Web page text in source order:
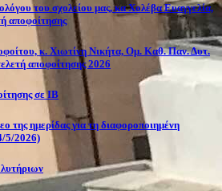
του σχολείου μας, κα Χολέβα Ευαγγελία,
αποφοίτησης
κ. Χιωτίνη Νικήτα, Ομ. Καθ. Παν. Δυτ.
αποφοίτησης 2026
σε ΙΒ
της ημερίδας για τη διαφοροποιημένη
5/2026)